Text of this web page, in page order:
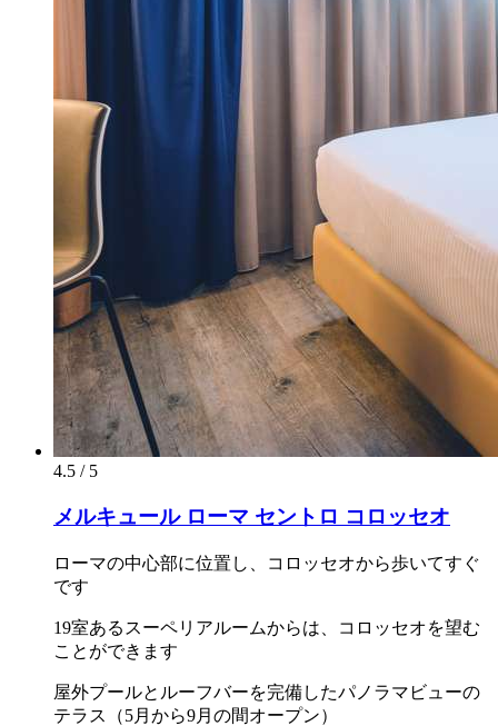
4.5 / 5
メルキュール ローマ セントロ コロッセオ
ローマの中心部に位置し、コロッセオから歩いてすぐ
です
19室あるスーペリアルームからは、コロッセオを望む
ことができます
屋外プールとルーフバーを完備したパノラマビューの
テラス（5月から9月の間オープン）